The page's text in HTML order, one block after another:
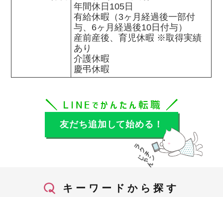
年間休日105日
有給休暇（3ヶ月経過後一部付
与、6ヶ月経過後10日付与）
産前産後、育児休暇 ※取得実績
あり
介護休暇
慶弔休暇
友だち追加して始める！
キーワードから探す